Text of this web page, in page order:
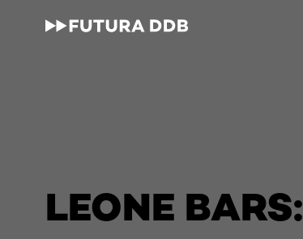
LEONE BARS: